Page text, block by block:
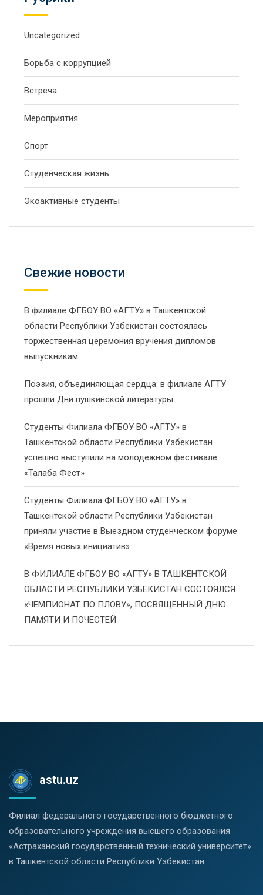
Uncategorized
Борьба с коррупцией
Встреча
Мероприятия
Спорт
Студенческая жизнь
Экоактивные студенты
Свежие новости
В филиале ФГБОУ ВО «АГТУ» в Ташкентской
области Республики Узбекистан состоялась
торжественная церемония вручения дипломов
выпускникам
Поэзия, объединяющая сердца: в филиале АГТУ
прошли Дни пушкинской литературы
Студенты Филиала ФГБОУ ВО «АГТУ» в
Ташкентской области Республики Узбекистан
успешно выступили на молодежном фестивале
«Талаба Фест»
Студенты Филиала ФГБОУ ВО «АГТУ» в
Ташкентской области Республики Узбекистан
приняли участие в Выездном студенческом форуме
«Время новых инициатив»
В ФИЛИАЛЕ ФГБОУ ВО «АГТУ» В ТАШКЕНТСКОЙ
ОБЛАСТИ РЕСПУБЛИКИ УЗБЕКИСТАН СОСТОЯЛСЯ
«ЧЕМПИОНАТ ПО ПЛОВУ», ПОСВЯЩЁННЫЙ ДНЮ
ПАМЯТИ И ПОЧЕСТЕЙ
astu.uz
Филиал федерального государственного бюджетного
образовательного учреждения высшего образования
«Астраханский государственный технический университет»
в Ташкентской области Республики Узбекистан